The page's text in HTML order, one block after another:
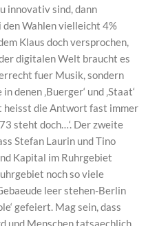
innovativ sind, dann
den Wahlen vielleicht 4%
Klaus doch versprochen,
digitalen Welt braucht es
fuer Musik, sondern
denen ‚Buerger‘ und ‚Staat‘
die Antwort fast immer
steht doch…‘. Der zweite
Stefan Laurin und Tino
Kapital im Ruhrgebiet
noch so viele
leer stehen-Berlin
gefeiert. Mag sein, dass
und Menschen tatsaechlich